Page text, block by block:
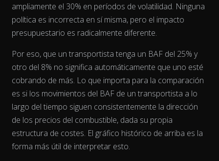
ampliamente el 30% en períodos de volatilidad. Ninguna
política es incorrecta en sí misma, pero el impacto
presupuestario es radicalmente diferente.
Por eso, que un transportista tenga un BAF del 25% y
otro del 8% no significa automáticamente que uno esté
cobrando de más. Lo que importa para la comparación
es si los movimientos del BAF de un transportista a lo
largo del tiempo siguen consistentemente la dirección
de los precios del combustible, dada su propia
estructura de costes. El gráfico histórico de arriba es la
forma más útil de interpretar esto.